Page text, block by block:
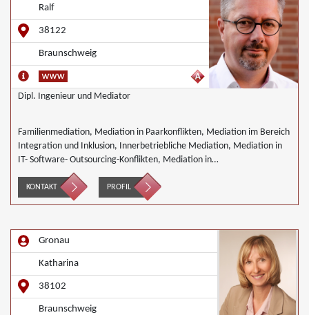
Ralf
38122
Braunschweig
Dipl. Ingenieur und Mediator
Familienmediation, Mediation in Paarkonflikten, Mediation im Bereich
Integration und Inklusion, Innerbetriebliche Mediation, Mediation in
IT- Software- Outsourcing-Konflikten, Mediation in
Telekommunikationsprojekten, Mediation von Generationskonflikten,
Mediation bei Team- und Gruppenkonflikten,
Nachbarschaftsmediation, Schulmediation, Wirtschaftsmediation
KONTAKT PROFIL
Gronau
Katharina
38102
Braunschweig